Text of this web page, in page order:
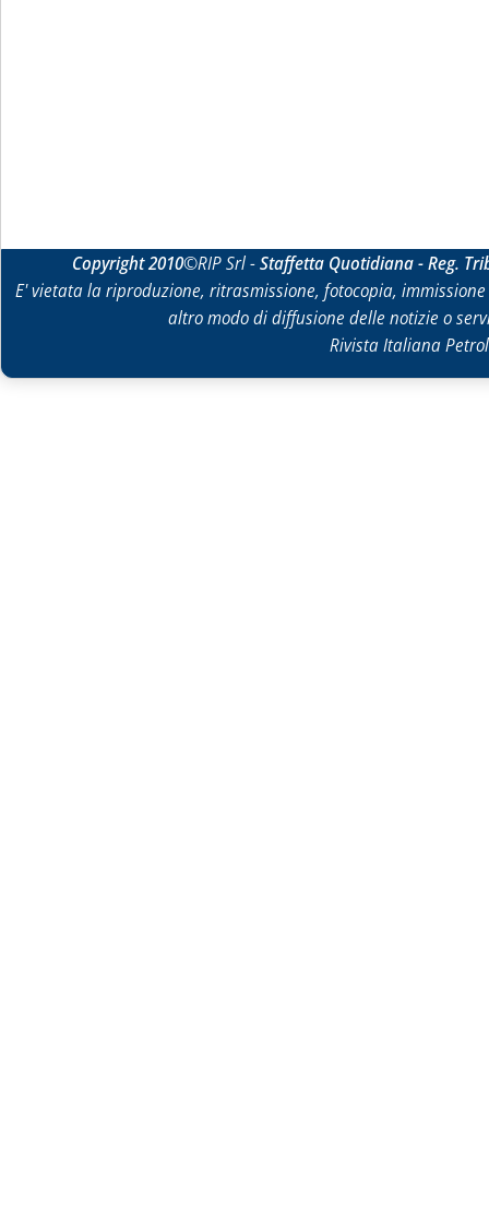
Copyright 2010©RIP Srl -Staffetta Quotidiana - Reg.
E' vietata la riproduzione, ritrasmissione, fotocopia,
altro modo di diffusione delle notizie o
Rivista Italiana